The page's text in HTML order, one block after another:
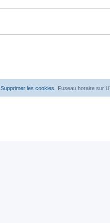
Fuseau horaire sur
Supprimer les cookies